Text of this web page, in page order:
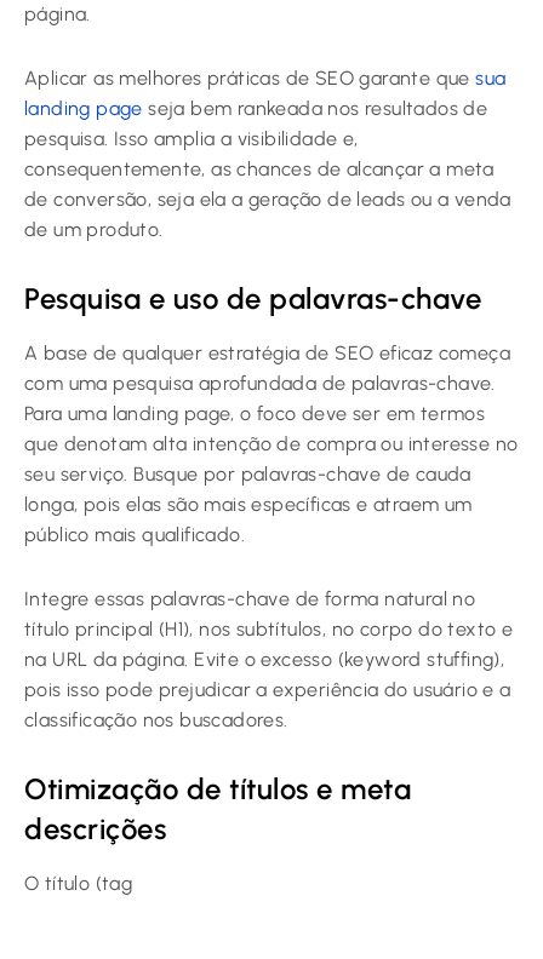
página.
Aplicar as melhores práticas de SEO garante quesua
landing page seja bem rankeada nos resultados de
pesquisa. Isso amplia a visibilidade e,
consequentemente, as chances de alcançar a meta
de conversão, seja ela a geração de leads ou a venda
de um produto.
Pesquisa e uso de palavras-chave
A base de qualquer estratégia de SEO eficaz começa
com uma pesquisa aprofundada de palavras-chave.
Para uma landing page, o foco deve ser em termos
que denotam alta intenção de compra ou interesse no
seu serviço. Busque por palavras-chave de cauda
longa, pois elas são mais específicas e atraem um
público mais qualificado.
Integre essas palavras-chave de forma natural no
título principal (H1), nos subtítulos, no corpo do texto e
na URL da página. Evite o excesso (keyword stuffing),
pois isso pode prejudicar a experiência do usuário e a
classificação nos buscadores.
Otimização de títulos e meta
descrições
O título (tag